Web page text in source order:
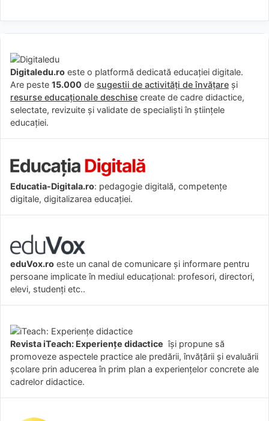
Digitaledu.ro este o platformă dedicată educației digitale.
Are peste 15.000 de sugestii de activități de învățare și
resurse educaționale deschise create de cadre didactice,
selectate, revizuite și validate de specialiști în științele
educației.
Educatia-Digitala.ro: pedagogie digitală, competențe
digitale, digitalizarea educației.
eduVox.ro este un canal de comunicare și informare pentru
persoane implicate în mediul educațional: profesori, directori,
elevi, studenți etc..
Revista iTeach: Experienţe didactice îşi propune să
promoveze aspectele practice ale predării, învăţării şi evaluării
şcolare prin aducerea în prim plan a experienţelor concrete ale
cadrelor didactice.